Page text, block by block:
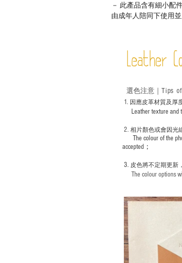
－ 此產品含有細小配
由成年人陪同下使用並
Leather
1. ​ 因應皮革材質及厚
Leather texture and
2. 相片顏色或會因光
The colour of the
accepted；
3. 皮色將不定期更新
The colour options
選色注意｜ Tips